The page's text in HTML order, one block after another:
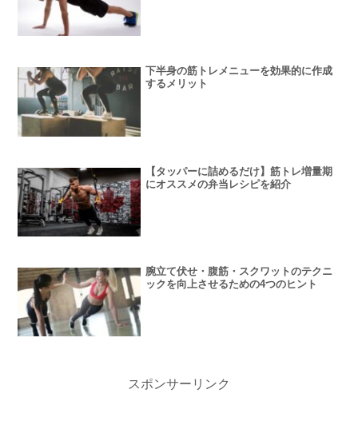
下半身の筋トレメニューを効果的に作成
するメリット
【タッパーに詰めるだけ】筋トレ増量期
にオススメの弁当レシピを紹介
腕立て伏せ・腹筋・スクワットのテクニ
ックを向上させるための4つのヒント
スポンサーリンク